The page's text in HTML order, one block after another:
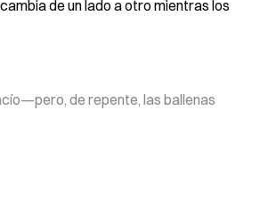
de un lado a otro mientras los
de repente, las ballenas